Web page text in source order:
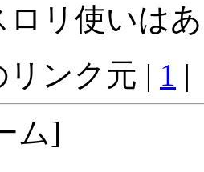
ロリ使いは
ンク元 | 1 |
ム]